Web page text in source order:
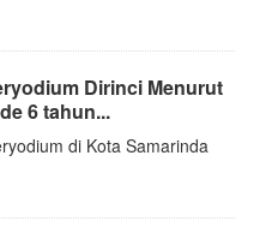
Dirinci Menurut
6 tahun...
di Kota Samarinda